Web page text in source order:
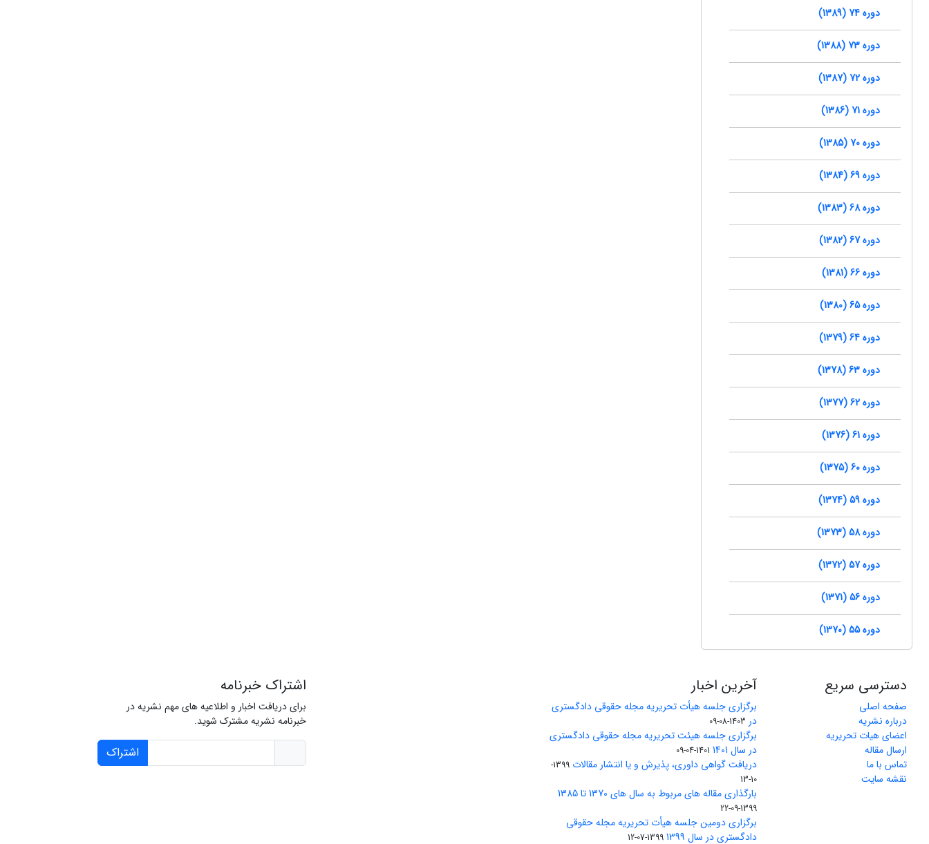
دوره 74 (1389)
دوره 73 (1388)
دوره 72 (1387)
دوره 71 (1386)
دوره 70 (1385)
دوره 69 (1384)
دوره 68 (1383)
دوره 67 (1382)
دوره 66 (1381)
دوره 65 (1380)
دوره 64 (1379)
دوره 63 (1378)
دوره 62 (1377)
دوره 61 (1376)
دوره 60 (1375)
دوره 59 (1374)
دوره 58 (1373)
دوره 57 (1372)
دوره 56 (1371)
دوره 55 (1370)
دسترسی سریع
صفحه اصلی
درباره نشریه
اعضای هیات تحریریه
ارسال مقاله
تماس با ما
نقشه سایت
آخرین اخبار
برگزاری جلسه هیأت تحریریه مجله حقوقی دادگستری
در 1403-08-09
برگزاری جلسه هیئت تحریریه مجله حقوقی دادگستری
در سال 1401
1401-04-09
دریافت گواهی داوری، پذیرش و یا انتشار مقالات
1399-
10-13
بارگذاری مقاله های مربوط به سال های 1370 تا 1385
1399-09-22
برگزاری دومین جلسه هیأت تحریریه مجله حقوقی
دادگستری در سال 1399
1399-07-12
اشتراک خبرنامه
برای دریافت اخبار و اطلاعیه های مهم نشریه در
خبرنامه نشریه مشترک شوید.
اشتراک